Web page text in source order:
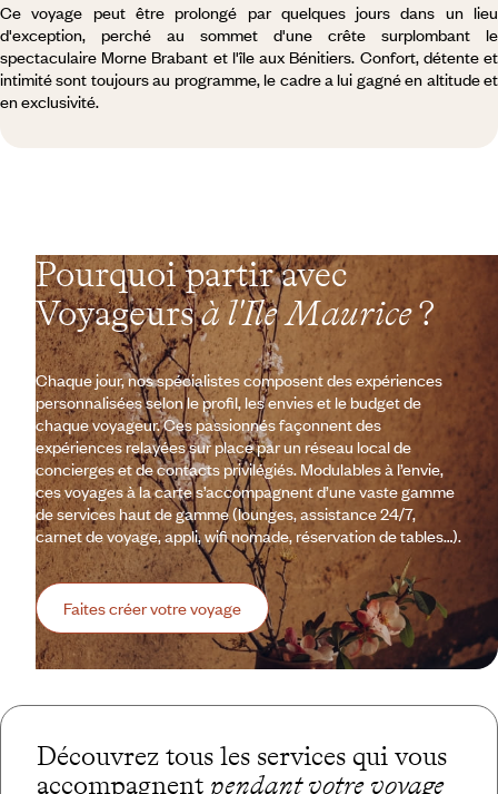
Ce voyage peut être prolongé par quelques jours dans un lieu
d'exception, perché au sommet d'une crête surplombant le
spectaculaire Morne Brabant et l'île aux Bénitiers. Confort, détente et
intimité sont toujours au programme, le cadre a lui gagné en altitude et
en exclusivité.
Pourquoi partir avec
Voyageursà l'Ile Maurice?
Chaque jour, nos spécialistes composent des expériences
personnalisées selon le profil, les envies et le budget de
chaque voyageur. Ces passionnés façonnent des
expériences relayées sur place par un réseau local de
concierges et de contacts privilégiés. Modulables à l’envie,
ces voyages à la carte s’accompagnent d’une vaste gamme
de services haut de gamme (lounges, assistance 24/7,
carnet de voyage, appli, wifi nomade, réservation de tables…).
Faites créer votre voyage
Découvrez tous les services qui vous
accompagnent pendant votre voyage